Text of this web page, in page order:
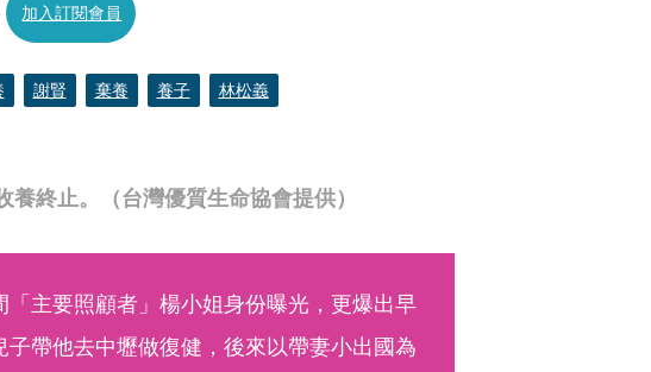
終止。（台灣優質生命協會提供）
加入訂閱會員
謝賢 棄養 養子 林松義
主要照顧者」楊小姐身份曝光，更爆出早
帶他去中壢做復健，後來以帶妻小出國為